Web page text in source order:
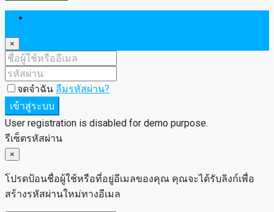
×
จดจำฉัน ลืมรหัสผ่าน?
เข้าสู่ระบบ
User registration is disabled for demo purpose.
รีเซ็ตรหัสผ่าน
×
โปรดป้อนชื่อผู้ใช้หรือที่อยู่อีเมลของคุณ คุณจะได้รับลิงก์เพื่อ
สร้างรหัสผ่านใหม่ทางอีเมล